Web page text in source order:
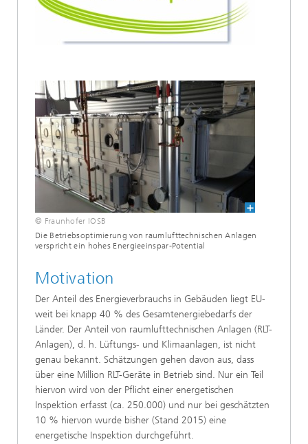
© Fraunhofer IOSB
Die Betriebsoptimierung von raumlufttechnischen Anlagen
verspricht ein hohes Energieeinspar-Potential
Motivation
Der Anteil des Energieverbrauchs in Gebäuden liegt EU-
weit bei knapp 40 % des Gesamtenergiebedarfs der
Länder. Der Anteil von raumlufttechnischen Anlagen (RLT-
Anlagen), d. h. Lüftungs- und Klimaanlagen, ist nicht
genau bekannt. Schätzungen gehen davon aus, dass
über eine Million RLT-Geräte in Betrieb sind. Nur ein Teil
hiervon wird von der Pflicht einer energetischen
Inspektion erfasst (ca. 250.000) und nur bei geschätzten
10 % hiervon wurde bisher (Stand 2015) eine
energetische Inspektion durchgeführt.